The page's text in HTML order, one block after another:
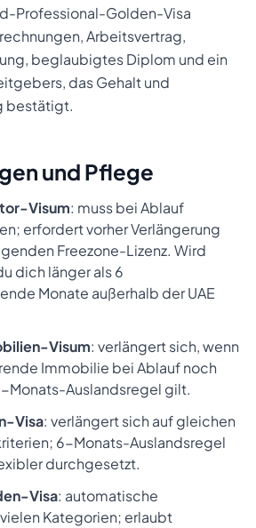
Professional-Golden-Visa
Arbeitsvertrag,
beglaubigtes Diplom und ein
das Gehalt und
bestätigt.
und Pflege
Visum: muss bei Ablauf
erfordert vorher Verlängerung
Freezone-Lizenz. Wird
dich länger als 6
Monate außerhalb der UAE
Visum: verlängert sich, wenn
Immobilie bei Ablauf noch
Monats-Auslandsregel gilt.
Visa: verlängert sich auf gleichen
6-Monats-Auslandsregel
durchgesetzt.
Visa: automatische
Kategorien; erlaubt